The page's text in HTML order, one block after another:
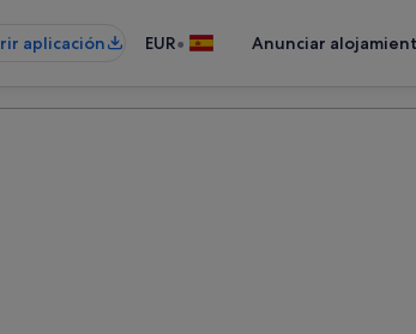
aplicación EUR• Anunciar